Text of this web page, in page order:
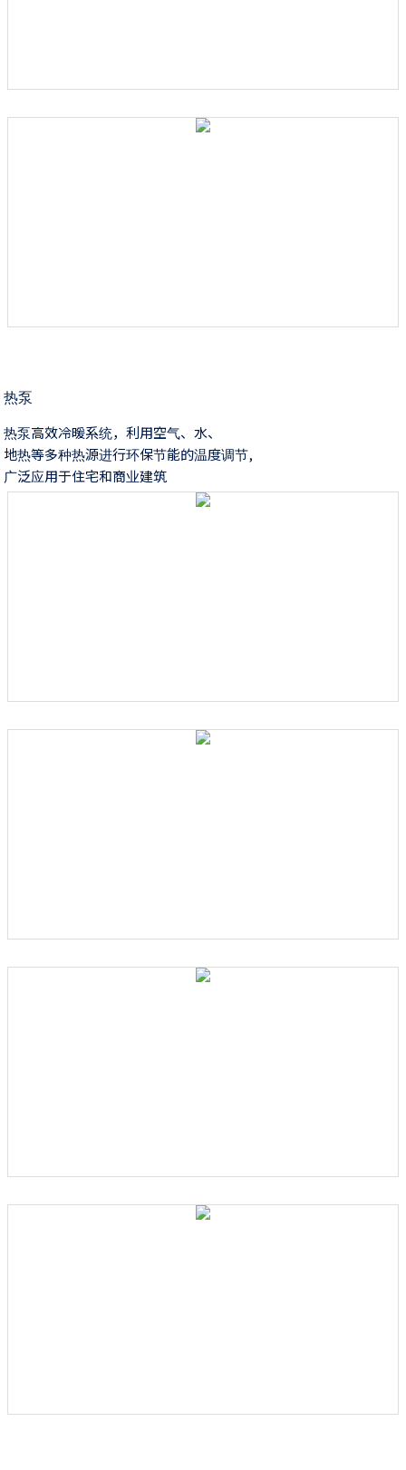
热泵
热泵高效冷暖系统，利用空气、水、
地热等多种热源进行环保节能的温度调节,
广泛应用于住宅和商业建筑